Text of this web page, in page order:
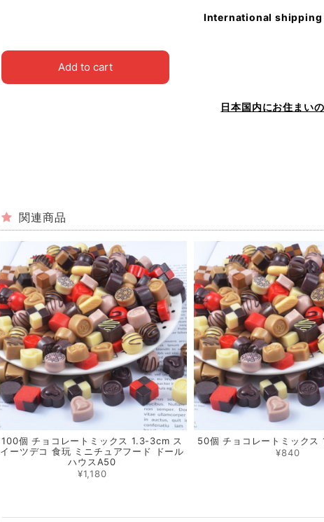
International shipping
Add to cart
日本国内にお住まい
関連商品
100個 チョコレートミックス 1.3-3cm ス
イーツデコ 食玩 ミニチュアフード ドール
ハウスA50
¥1,180
50個 チョコレートミックス
¥840